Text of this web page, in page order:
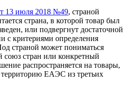
13 июля 2018 №49, страной
страна, в которой товар был
или подвергнут достаточной
с критериями определения
страной может пониматься
союз стран или конкретный
распространяется на товары,
ЕАЭС из третьих